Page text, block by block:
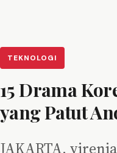
TEKNOLOGI
15 Drama
yang Patut
JAKARTA,